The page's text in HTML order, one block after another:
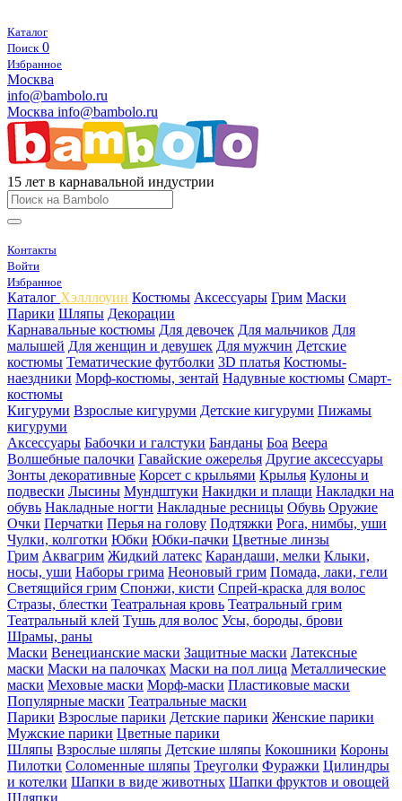
Каталог
Поиск 0
Избранное
Москва
info@bambolo.ru
Москва info@bambolo.ru
15 лет в карнавальной индустрии
Контакты
Войти
Избранное
Каталог Хэлллоуин Костюмы Аксессуары Грим Маски
Парики Шляпы Декорации
Карнавальные костюмы Для девочек Для мальчиков Для
малышей Для женщин и девушек Для мужчин Детские
костюмы Тематические футболки 3D платья Костюмы-
наездники Морф-костюмы, зентай Надувные костюмы Смарт-
костюмы
Кигуруми Взрослые кигуруми Детские кигуруми Пижамы
кигуруми
Аксессуары Бабочки и галстуки Банданы Боа Веера
Волшебные палочки Гавайские ожерелья Другие аксессуары
Зонты декоративные Корсет с крыльями Крылья Кулоны и
подвески Лысины Мундштуки Накидки и плащи Накладки на
обувь Накладные ногти Накладные ресницы Обувь Оружие
Очки Перчатки Перья на голову Подтяжки Рога, нимбы, уши
Чулки, колготки Юбки Юбки-пачки Цветные линзы
Грим Аквагрим Жидкий латекс Карандаши, мелки Клыки,
носы, уши Наборы грима Неоновый грим Помада, лаки, гели
Светящийся грим Спонжи, кисти Спрей-краска для волос
Стразы, блестки Театральная кровь Театральный грим
Театральный клей Тушь для волос Усы, бороды, брови
Шрамы, раны
Маски Венецианские маски Защитные маски Латексные
маски Маски на палочках Маски на пол лица Металлические
маски Меховые маски Морф-маски Пластиковые маски
Популярные маски Театральные маски
Парики Взрослые парики Детские парики Женские парики
Мужские парики Цветные парики
Шляпы Взрослые шляпы Детские шляпы Кокошники Короны
Пилотки Соломенные шляпы Треуголки Фуражки Цилиндры
и котелки Шапки в виде животных Шапки фруктов и овощей
Шляпки